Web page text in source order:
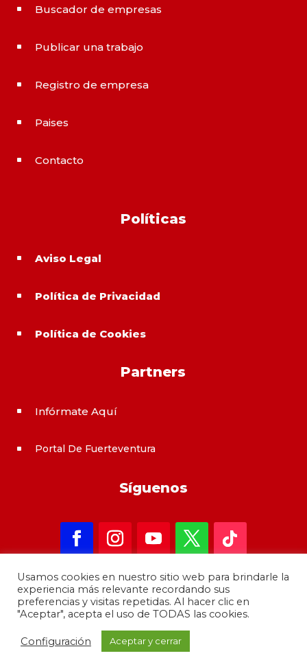
^ Buscador de empresas
^ Publicar una trabajo
^ Registro de empresa
^ Paises
^ Contacto
Políticas
^ Aviso Legal
^ Política de Privacidad
^ Política de Cookies
Partners
^ Infórmate Aquí
^ Portal De Fuerteventura
Síguenos
Copyright 2021 – informateAqui · Desarrollado por
GrupoMoba –644 80 80 44
Usamos cookies en nuestro sitio web para brindarle la
experiencia más relevante recordando sus
preferencias y visitas repetidas. Al hacer clic en
"Aceptar", acepta el uso de TODAS las cookies.
Configuración Aceptar y cerrar